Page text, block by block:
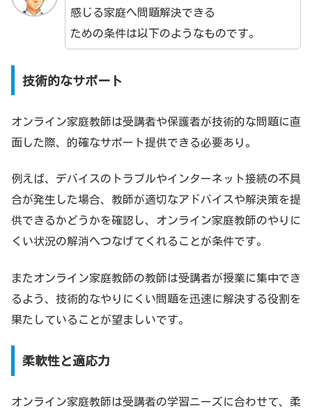
感じる家庭へ問題解決できる
ための条件は以下のようなものです。
技術的なサポート
オンライン家庭教師は受講者や保護者が技術的な問題に直
面した際、的確なサポート提供できる必要あり。
例えば、デバイスのトラブルやインターネット接続の不具
合が発生した場合、教師が適切なアドバイスや解決策を提
供できるかどうかを確認し、オンライン家庭教師のやりに
くい状況の解消へつなげてくれることが条件です。
またオンライン家庭教師の教師は受講者が授業に集中でき
るよう、技術的なやりにくい問題を迅速に解決する役割を
果たしていることが望ましいです。
柔軟性と適応力
オンライン家庭教師は受講者の学習ニーズに合わせて、柔